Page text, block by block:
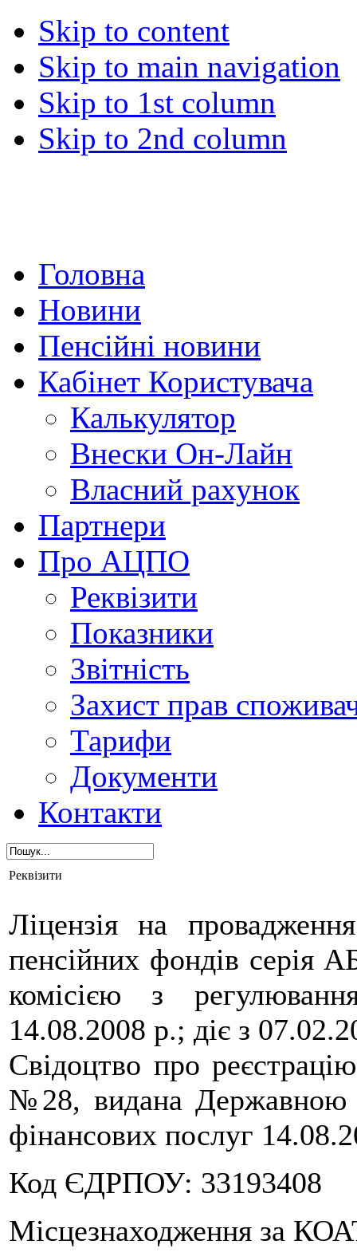
Skip to content
Skip to main navigation
Skip to 1st column
Skip to 2nd column
Головна
Новини
Пенсійні новини
Кабінет Користувача
Калькулятор
Внески Он-Лайн
Власний рахунок
Партнери
Про АЦПО
Реквізити
Показники
Звітність
Захист прав
Тарифи
Документи
Контакти
Реквізити
Ліцензія на
пенсійних фондів
комісією з
14.08.2008 р.; діє з
Свідоцтво про
№28, видана Державною
фінансових послуг
Код ЄДРПОУ: 33193408
Місцезнаходження за